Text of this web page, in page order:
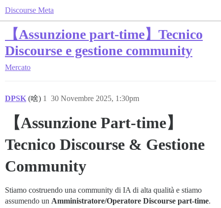
Discourse Meta
【Assunzione part-time】Tecnico
Discourse e gestione community
Mercato
DPSK (啥) 30 Novembre 2025, 1:30pm
1
【Assunzione Part-time】
Tecnico Discourse & Gestione
Community
Stiamo costruendo una community di IA di alta qualità e stiamo
assumendo un Amministratore/Operatore Discourse part-time.